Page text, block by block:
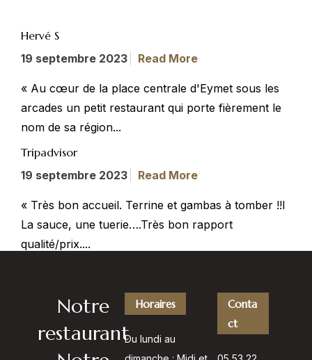
Hervé S
19 septembre 2023
Read More
« Au cœur de la place centrale d'Eymet sous les
arcades un petit restaurant qui porte fièrement le
nom de sa région...
Tripadvisor
19 septembre 2023
Read More
« Très bon accueil. Terrine et gambas à tomber !!l
La sauce, une tuerie….Très bon rapport
qualité/prix....
Notre
restaurant
Horaires
Du lundi au
Conta
ct
Réserver
une table
VOTRE
EMAIL
TÉLÉPHO